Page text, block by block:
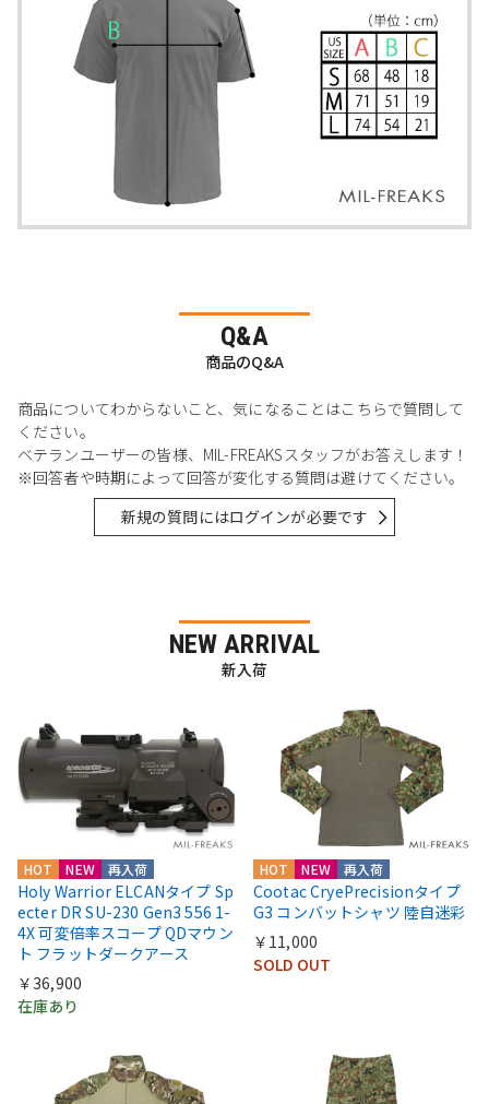
Q&A
商品のQ&A
商品についてわからないこと、気になることはこちらで質問して
ください。
ベテランユーザーの皆様、MIL-FREAKSスタッフがお答えします！
※回答者や時期によって回答が変化する質問は避けてください。
新規の質問にはログインが必要です
NEW ARRIVAL
新入荷
HOT NEW 再入荷
Holy Warrior ELCANタイプ Sp
ecter DR SU-230 Gen3 556 1-
4X 可変倍率スコープ QDマウン
ト フラットダークアース
￥36,900
在庫あり
HOT NEW 再入荷
Cootac CryePrecisionタイプ
G3 コンバットシャツ 陸自迷彩
￥11,000
SOLD OUT